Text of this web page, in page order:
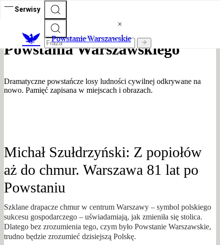
Serwisy
Powstanie Warszawskie
82. rocznica wybuchu
Powstania Warszawskiego
Dramatyczne powstańcze losy ludności cywilnej odkrywane na
nowo. Pamięć zapisana w miejscach i obrazach.
Michał Szułdrzyński: Z popiołów
aż do chmur. Warszawa 81 lat po
Powstaniu
Szklane drapacze chmur w centrum Warszawy – symbol polskiego
sukcesu gospodarczego – uświadamiają, jak zmieniła się stolica.
Dlatego bez zrozumienia tego, czym było Powstanie Warszawskie,
trudno będzie zrozumieć dzisiejszą Polskę.